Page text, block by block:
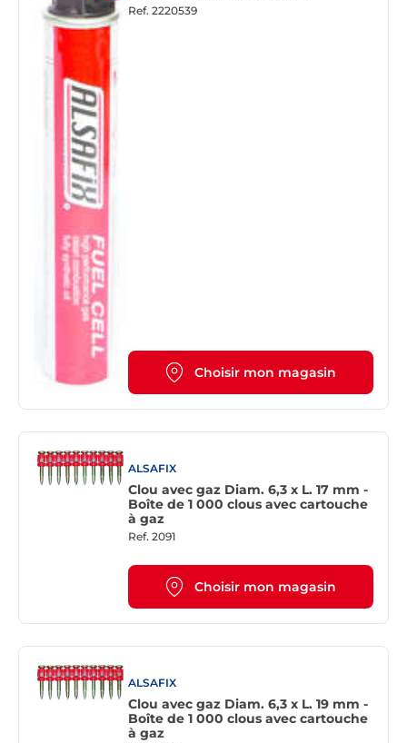
Ref. 2220539
Choisir mon magasin
ALSAFIX
Clou avec gaz Diam. 6,3 x L. 17 mm -
Boîte de 1 000 clous avec cartouche
à gaz
Ref. 2091
Choisir mon magasin
ALSAFIX
Clou avec gaz Diam. 6,3 x L. 19 mm -
Boîte de 1 000 clous avec cartouche
à gaz